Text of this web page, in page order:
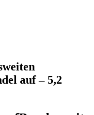
auf – 5,2